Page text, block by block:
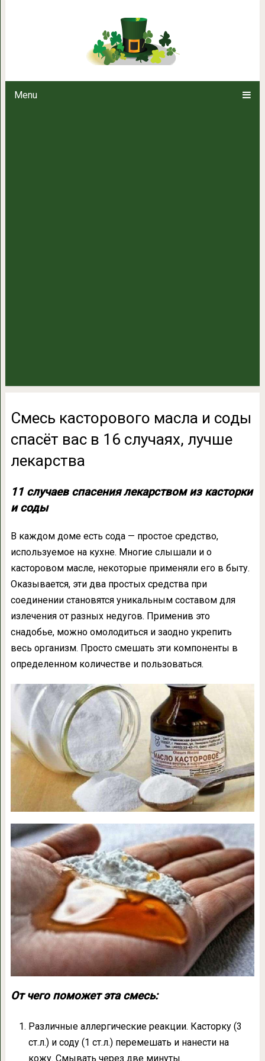
Menu
Смесь касторового масла и
Смесь касторового масла и соды
спасёт вас в 16 случаях, лучше
лекарства
11 случаев спасения лекарством из касторки
и соды
В каждом доме есть сода — простое средство,
используемое на кухне. Многие слышали и о
касторовом масле, некоторые применяли его в быту.
Оказывается, эти два простых средства при
соединении становятся уникальным составом для
излечения от разных недугов. Применив это
снадобье, можно омолодиться и заодно укрепить
весь организм. Просто смешать эти компоненты в
определенном количестве и пользоваться.
От чего поможет эта смесь:
Различные аллергические реакции. Касторку (3
ст.л.) и соду (1 ст.л.) перемешать и нанести на
кожу. Смывать через две минуты.